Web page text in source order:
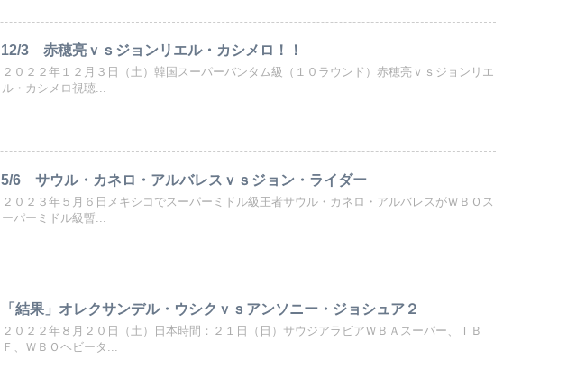
12/3 赤穂亮ｖｓジョンリエル・カシメロ！！
２０２２年１２月３日（土）韓国スーパーバンタム級（１０ラウンド）赤穂亮ｖｓジョンリエ
ル・カシメロ視聴...
5/6 サウル・カネロ・アルバレスｖｓジョン・ライダー
２０２３年５月６日メキシコでスーパーミドル級王者サウル・カネロ・アルバレスがＷＢＯス
ーパーミドル級暫...
「結果」オレクサンデル・ウシクｖｓアンソニー・ジョシュア２
２０２２年８月２０日（土）日本時間：２１日（日）サウジアラビアＷＢＡスーパー、ＩＢ
Ｆ、ＷＢＯヘビータ...